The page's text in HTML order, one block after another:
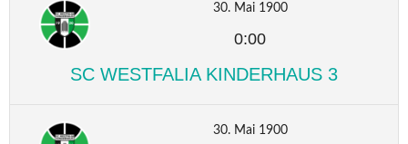
30. Mai 1900
0:00
SC WESTFALIA KINDERHAUS 3
30. Mai 1900